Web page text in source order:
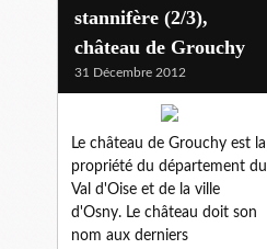
stannifère (2/3),
château de Grouchy
31 Décembre 2012
Le château de Grouchy est la
propriété du département du
Val d'Oise et de la ville
d'Osny. Le château doit son
nom aux derniers